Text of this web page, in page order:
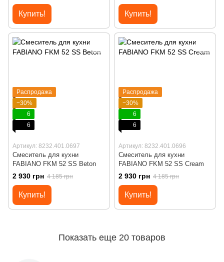
Купить! Купить!
Распродажа
−30%
6
6
Артикул: 8232.401.0697
Смеситель для кухни
FABIANO FKM 52 SS Beton
2 930 грн 4 185 грн
Купить!
Распродажа
−30%
6
6
Артикул: 8232.401.0696
Смеситель для кухни
FABIANO FKM 52 SS Cream
2 930 грн 4 185 грн
Купить!
Показать еще 20 товаров